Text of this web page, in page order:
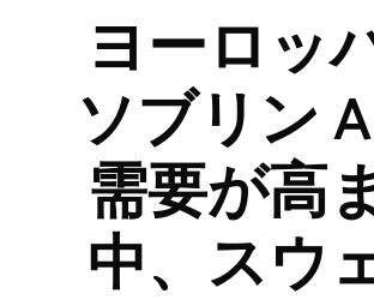
ヨーロッ
ソブリン
需要が高
中、スウ